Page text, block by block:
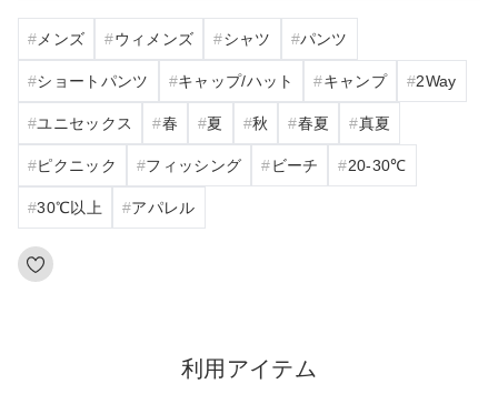
メンズ ウィメンズ シャツ パンツ
ショートパンツ キャップ/ハット キャンプ 2Way
ユニセックス 春 夏 秋 春夏 真夏
ピクニック フィッシング ビーチ 20‐30℃
30℃以上 アパレル
利用アイテム